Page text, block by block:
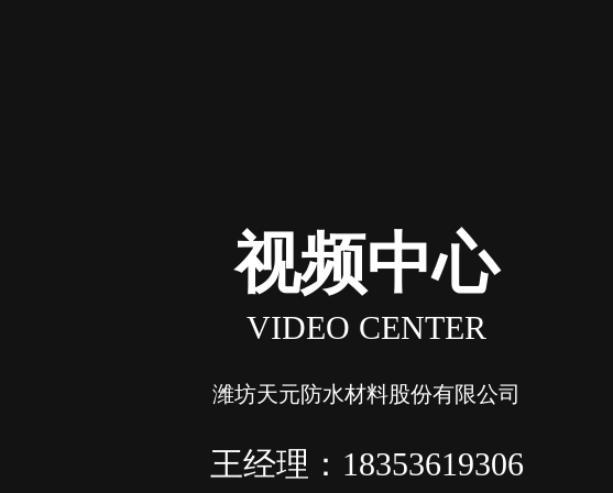
视频中心
VIDEO CENTER
潍坊天元防水材料股份有限公司
王经理：18353619306